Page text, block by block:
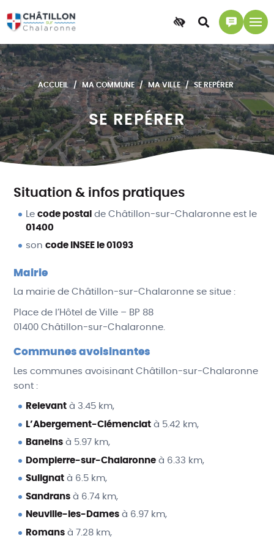
Accessibilité
Accéder
à
la
recherche
Accéder
à
la
page
contact
ACCUEIL MA COMMUNE MA VILLE SE REPÉRER
SE REPÉRER
Situation & infos pratiques
Le code postal de Châtillon-sur-Chalaronne est le
01400
son code INSEE le 01093
Mairie
La mairie de Châtillon-sur-Chalaronne se situe :
Place de l’Hôtel de Ville – BP 88
01400 Châtillon-sur-Chalaronne.
Communes avoisinantes
Les communes avoisinant Châtillon-sur-Chalaronne
sont :
Relevantà 3.45 km,
L’Abergement-Clémenciatà 5.42 km,
Baneinsà 5.97 km,
Dompierre-sur-Chalaronneà 6.33 km,
Sulignatà 6.5 km,
Sandransà 6.74 km,
Neuville-les-Damesà 6.97 km,
Romansà 7.28 km,